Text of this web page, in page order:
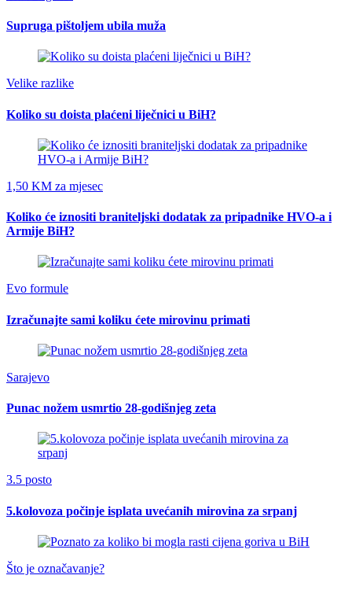
Supruga pištoljem ubila muža
Velike razlike
Koliko su doista plaćeni liječnici u BiH?
1,50 KM za mjesec
Koliko će iznositi braniteljski dodatak za pripadnike HVO-a i
Armije BiH?
Evo formule
Izračunajte sami koliku ćete mirovinu primati
Sarajevo
Punac nožem usmrtio 28-godišnjeg zeta
3.5 posto
5.kolovoza počinje isplata uvećanih mirovina za srpanj
Što je označavanje?